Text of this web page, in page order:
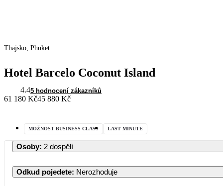
Thajsko, Phuket
Hotel Barcelo Coconut Island
4.45 hodnocení zákazníků
61 180 Kč45 880 Kč
MOŽNOST BUSINESS CLASS LAST MINUTE
Osoby: 2 dospělí
Odkud pojedete: Nerozhoduje